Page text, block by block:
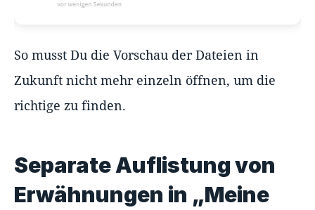
So musst Du die Vorschau der Dateien in
Zukunft nicht mehr einzeln öffnen, um die
richtige zu finden.
Separate Auflistung von
Erwähnungen in „Meine